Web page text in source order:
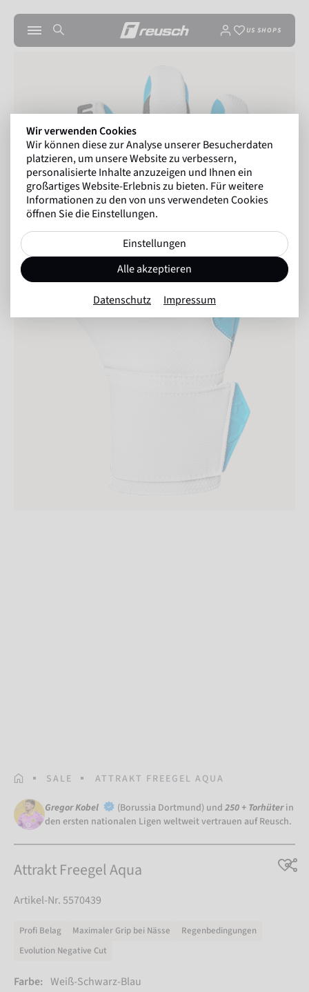
US SHOPS
STARTSEITE
SALE ATTRAKT FREEGEL AQUA
Gregor Kobel (Borussia Dortmund) und 250 + Torhüter in
den ersten nationalen Ligen weltweit vertrauen auf Reusch.
Attrakt Freegel Aqua
Artikel-Nr. 5570439
Profi Belag Maximaler Grip bei Nässe
Regenbedingungen
Evolution Negative Cut
Farbe: Weiß-Schwarz-Blau
Wir verwenden Cookies
Wir können diese zur Analyse unserer Besucherdaten
platzieren, um unsere Website zu verbessern,
personalisierte Inhalte anzuzeigen und Ihnen ein
großartiges Website-Erlebnis zu bieten. Für weitere
Informationen zu den von uns verwendeten Cookies
öffnen Sie die Einstellungen.
Einstellungen
Alle akzeptieren
Datenschutz Impressum